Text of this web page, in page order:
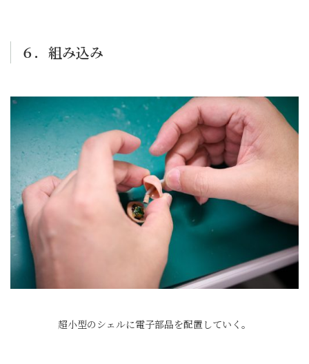
６．組み込み
超小型のシェルに電子部品を配置していく。